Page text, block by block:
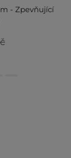
- Zpevňující